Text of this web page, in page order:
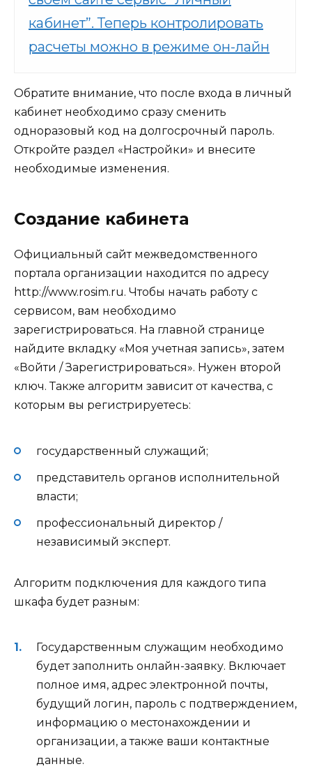
кабинет”. Теперь контролировать
расчеты можно в режиме он-лайн
Обратите внимание, что после входа в личный
кабинет необходимо сразу сменить
одноразовый код на долгосрочный пароль.
Откройте раздел «Настройки» и внесите
необходимые изменения.
Создание кабинета
Официальный сайт межведомственного
портала организации находится по адресу
http://www.rosim.ru. Чтобы начать работу с
сервисом, вам необходимо
зарегистрироваться. На главной странице
найдите вкладку «Моя учетная запись», затем
«Войти / Зарегистрироваться». Нужен второй
ключ. Также алгоритм зависит от качества, с
которым вы регистрируетесь:
государственный служащий;
представитель органов исполнительной
власти;
профессиональный директор /
независимый эксперт.
Алгоритм подключения для каждого типа
шкафа будет разным:
Государственным служащим необходимо
будет заполнить онлайн-заявку. Включает
полное имя, адрес электронной почты,
будущий логин, пароль с подтверждением,
информацию о местонахождении и
организации, а также ваши контактные
данные.